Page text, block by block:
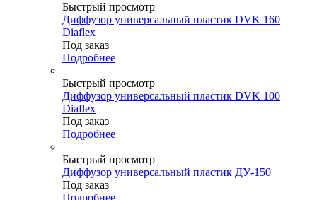
Быстрый просмотр
Диффузор универсальный пластик DVK 160
Diaflex
Под заказ
Подробнее
Быстрый просмотр
Диффузор универсальный пластик DVK 100
Diaflex
Под заказ
Подробнее
Быстрый просмотр
Диффузор универсальный пластик ДУ-150
Под заказ